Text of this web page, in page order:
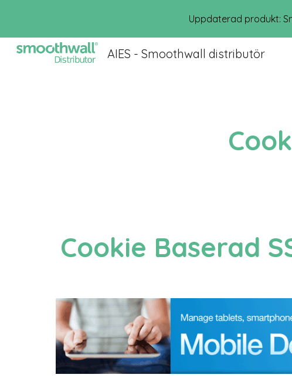
Skip to
Uppdaterad produkt:
AIES - Smoothwall distributör
Cookie Baserad